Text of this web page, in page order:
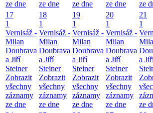
ze dne
ze dne
ze dne
ze dne
ze
17
1
Vernisáž -
Milan
Doubrava
a Jiří
Steiner
Zobrazit
všechny
záznamy
ze dne
18
1
Vernisáž -
Milan
Doubrava
a Jiří
Steiner
Zobrazit
všechny
záznamy
ze dne
19
1
Vernisáž -
Milan
Doubrava
a Jiří
Steiner
Zobrazit
všechny
záznamy
ze dne
20
1
Vernisáž -
Milan
Doubrava
a Jiří
Steiner
Zobrazit
všechny
záznamy
ze dne
21
1
a
ze